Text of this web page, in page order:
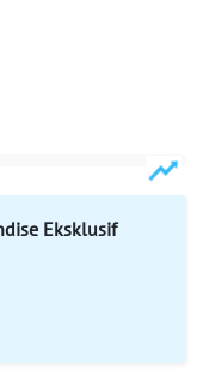
Eksklusif